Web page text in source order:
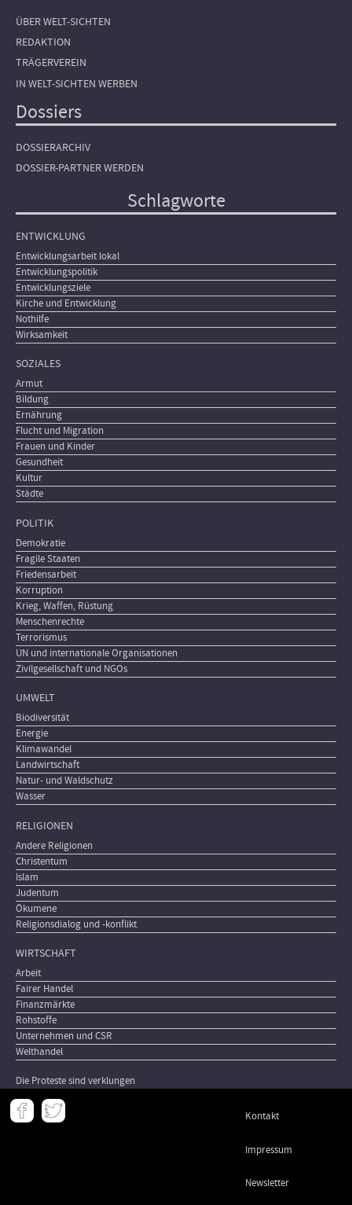
ÜBER WELT-SICHTEN
REDAKTION
TRÄGERVEREIN
IN WELT-SICHTEN WERBEN
Dossiers
DOSSIERARCHIV
DOSSIER-PARTNER WERDEN
Schlagworte
ENTWICKLUNG
Entwicklungsarbeit lokal
Entwicklungspolitik
Entwicklungsziele
Kirche und Entwicklung
Nothilfe
Wirksamkeit
SOZIALES
Armut
Bildung
Ernährung
Flucht und Migration
Frauen und Kinder
Gesundheit
Kultur
Städte
POLITIK
Demokratie
Fragile Staaten
Friedensarbeit
Korruption
Krieg, Waffen, Rüstung
Menschenrechte
Terrorismus
UN und internationale Organisationen
Zivilgesellschaft und NGOs
UMWELT
Biodiversität
Energie
Klimawandel
Landwirtschaft
Natur- und Waldschutz
Wasser
RELIGIONEN
Andere Religionen
Christentum
Islam
Judentum
Ökumene
Religionsdialog und -konflikt
WIRTSCHAFT
Arbeit
Fairer Handel
Finanzmärkte
Rohstoffe
Unternehmen und CSR
Welthandel
Die Proteste sind verklungen
Meta
- Kontakt
Impressum
Newsletter